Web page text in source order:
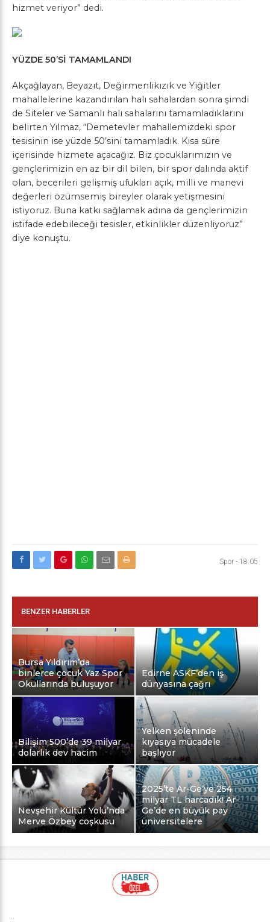
hizmet veriyor” dedi.
YÜZDE 50’Sİ TAMAMLANDI
Akçağlayan, Beyazıt, Değirmenlikızık ve Yiğitler
mahallelerine kazandırılan halı sahalardan sonra şimdi
de Siteler ve Samanlı halı sahalarını tamamladıklarını
belirten Yılmaz, “Demetevler mahallemizdeki spor
tesisinin ise yüzde 50’sini tamamladık. Kısa süre
içerisinde hizmete açacağız. Biz çocuklarımızın ve
gençlerimizin en az bir dil bilen, bir spor dalında aktif
olan, becerileri gelişmiş ufukları açık, milli ve manevi
değerleri özümsemiş bireyler olarak yetişmesini
istiyoruz. Buna katkı sağlamak adına da gençlerimizin
istifade edebileceği tesisler, etkinlikler düzenliyoruz”
diye konuştu.
Spor - 18:05
BENZER HABERLER
Bursa Yıldırım’da
binlerce çocuk Yaz Spor
Okullarında buluşuyor
Edirne ASKF’den iş
dünyasına çağrı
Bilişim 500’de 39 milyar
dolarlık dev hacim
Yelken şöleninde
kıyasıya mücadele
başlıyor
Nevşehir Kültür Yolu’nda
Merve Özbey coşkusu
2025’te Ar-Ge’ye 254
milyar TL harcadık! Ar-
Ge’de en büyük pay
üniversitelere